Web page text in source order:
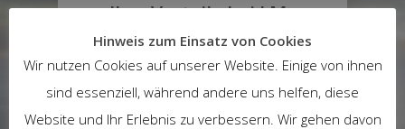
Ihre Vorteile bei LM
Reisen
Hinweis zum Einsatz von Cookies
Wir nutzen Cookies auf unserer Website. Einige von ihnen
sind essenziell, während andere uns helfen, diese
Website und Ihr Erlebnis zu verbessern. Wir gehen davon